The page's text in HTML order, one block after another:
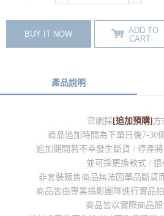
BUY IT NOW
ADD TO
CART
產品說明
官網採[追加預購]方
商品追加時間為下單日後7-30
追加期間若不幸發生斷貨 / 停產
並可採更換款式 / 退
非套裝販售商品無法因單品斷貨
商品皆由專業攝影團隊進行實品
商品皆以實際商品